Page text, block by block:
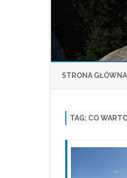
STRONA GŁÓWNA
TAG: CO